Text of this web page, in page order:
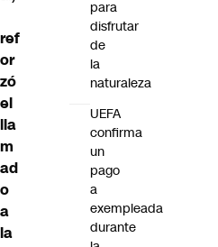
ref
or
zó
el
lla
m
ad
o
a
la
para
disfrutar
de
la
naturaleza
UEFA
confirma
un
pago
a
exempleada
durante